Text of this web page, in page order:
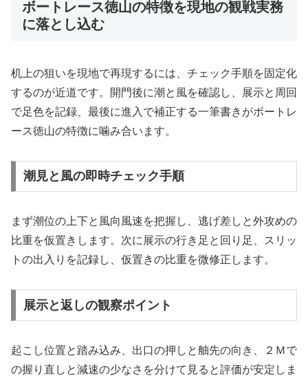
ボートレース徳山の特徴を現地の観戦実務
に落とし込む
机上の狙いを現地で再現するには、チェック手順を固定化
するのが近道です。開門後に潮と風を確認し、展示と周回
で足色を記録、最後に進入で補正する一筆書きがボートレ
ース徳山の特徴に噛み合います。
潮見と風の即時チェック手順
まず潮位の上下と風向風速を把握し、逃げ差しと外攻めの
比重を仮置きします。次に展示の行き足と回り足、スリッ
トの出入りを記録し、仮置きの比重を微修正します。
展示と返しの観察ポイント
起こし位置と踏み込み、出口の押しと舳先の向き、２Ｍで
の握り直しと減速の少なさを分けて見ると評価が安定しま